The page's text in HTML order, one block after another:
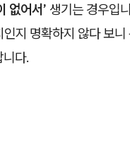
없어서’ 생기는 경우입
지 명확하지 않다 보
다.